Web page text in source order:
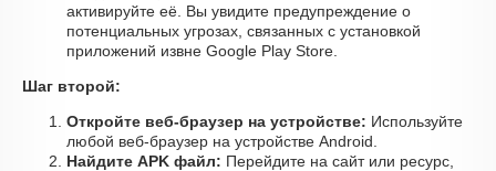
активируйте её. Вы увидите предупреждение о
потенциальных угрозах, связанных с установкой
приложений извне Google Play Store.
Шаг второй:
Откройте веб-браузер на устройстве: Используйте
любой веб-браузер на устройстве Android.
Найдите APK файл: Перейдите на сайт или ресурс,